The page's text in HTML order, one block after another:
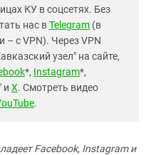
КУ в соцсетях. Без
нас вTelegram (в
– с VPN). Через VPN
узел" на сайте,
*, Instagram*,
" и X. Смотреть видео
.
Facebook, Instagram и